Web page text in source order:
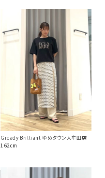
Gready Brilliant ゆめタウン大牟田店
162cm